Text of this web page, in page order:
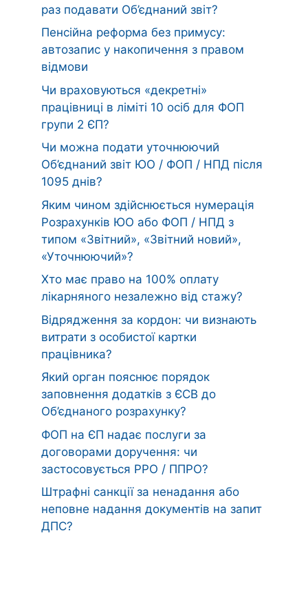
раз подавати Об’єднаний звіт?
Пенсійна реформа без примусу:
автозапис у накопичення з правом
відмови
Чи враховуються «декретні»
працівниці в ліміті 10 осіб для ФОП
групи 2 ЄП?
Чи можна подати уточнюючий
Об’єднаний звіт ЮО / ФОП / НПД після
1095 днів?
Яким чином здійснюється нумерація
Розрахунків ЮО або ФОП / НПД з
типом «Звітний», «Звітний новий»,
«Уточнюючий»?
Хто має право на 100% оплату
лікарняного незалежно від стажу?
Відрядження за кордон: чи визнають
витрати з особистої картки
працівника?
Який орган пояснює порядок
заповнення додатків з ЄСВ до
Об’єднаного розрахунку?
ФОП на ЄП надає послуги за
договорами доручення: чи
застосовується РРО / ППРО?
Штрафні санкції за ненадання або
неповне надання документів на запит
ДПС?